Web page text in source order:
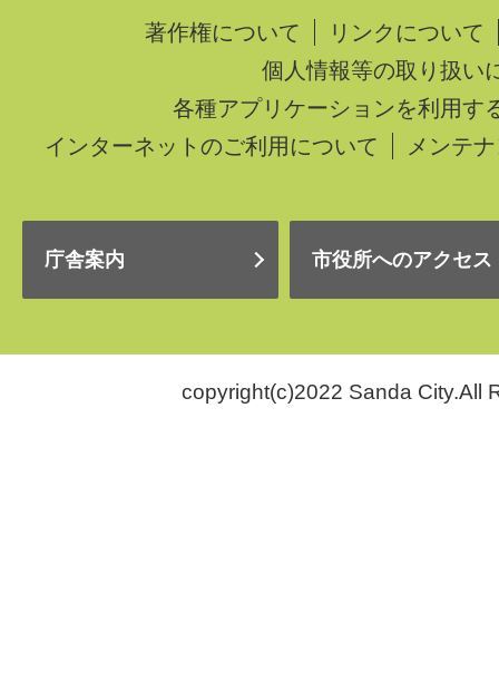
著作権について
リンクについて
個人情報等の取り扱い
各種アプリケーションを利用す
インターネットのご利用について
メンテ
庁舎案内 市役所へのアクセス
copyright(c)2022 Sanda City.All